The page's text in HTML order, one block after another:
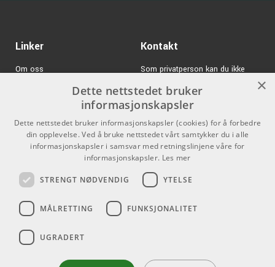
Linker
Om oss
GDPR & Cookies
Kontakt
Som privatperson kan du ikke
kjøpe på denne nettsiden, alt salg
skjer gjennom våre forhandlere.
×
Dette nettstedet bruker
informasjonskapsler
Dette nettstedet bruker informasjonskapsler (cookies) for å forbedre
din opplevelse. Ved å bruke nettstedet vårt samtykker du i alle
informasjonskapsler i samsvar med retningslinjene våre for
informasjonskapsler. Les mer
STRENGT NØDVENDIG YTELSE
MÅLRETTING FUNKSJONALITET
UGRADERT